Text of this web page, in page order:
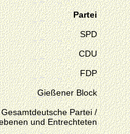
Partei
SPD
CDU
FDP
Gießener Block
Gesamtdeutsche Partei /
und Entrechteten